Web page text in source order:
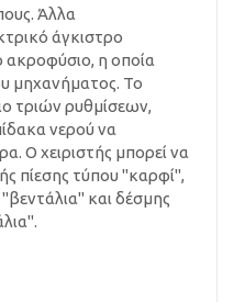
Άλλα
άγκιστρο
ακροφύσιο, η οποία
μηχανήματος. Το
τριών ρυθμίσεων,
νερού να
Ο χειριστής μπορεί να
πίεσης τύπου "καρφί",
και δέσμης